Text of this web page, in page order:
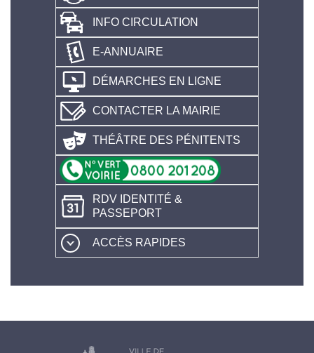
INFO CIRCULATION
E-ANNUAIRE
DÉMARCHES EN LIGNE
CONTACTER LA MAIRIE
THÉÂTRE DES PÉNITENTS
RDV IDENTITÉ &
PASSEPORT
ACCÈS RAPIDES